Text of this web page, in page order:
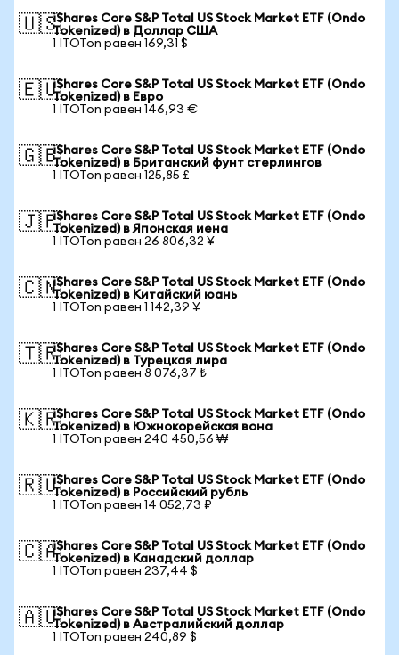
🇺🇸iShares Core S&P Total US Stock Market ETF (Ondo
Tokenized) в Доллар США
1 ITOTon равен 169,31 $
🇪🇺iShares Core S&P Total US Stock Market ETF (Ondo
Tokenized) в Евро
1 ITOTon равен 146,93 €
🇬🇧iShares Core S&P Total US Stock Market ETF (Ondo
Tokenized) в Британский фунт стерлингов
1 ITOTon равен 125,85 £
🇯🇵iShares Core S&P Total US Stock Market ETF (Ondo
Tokenized) в Японская иена
1 ITOTon равен 26 806,32 ¥
🇨🇳iShares Core S&P Total US Stock Market ETF (Ondo
Tokenized) в Китайский юань
1 ITOTon равен 1 142,39 ¥
🇹🇷iShares Core S&P Total US Stock Market ETF (Ondo
Tokenized) в Турецкая лира
1 ITOTon равен 8 076,37 ₺
🇰🇷iShares Core S&P Total US Stock Market ETF (Ondo
Tokenized) в Южнокорейская вона
1 ITOTon равен 240 450,56 ₩
🇷🇺iShares Core S&P Total US Stock Market ETF (Ondo
Tokenized) в Российский рубль
1 ITOTon равен 14 052,73 ₽
🇨🇦iShares Core S&P Total US Stock Market ETF (Ondo
Tokenized) в Канадский доллар
1 ITOTon равен 237,44 $
🇦🇺iShares Core S&P Total US Stock Market ETF (Ondo
Tokenized) в Австралийский доллар
1 ITOTon равен 240,89 $